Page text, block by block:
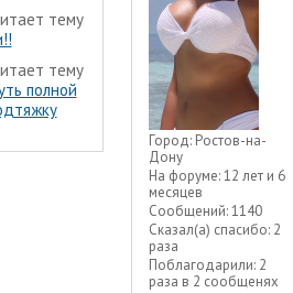
тему
тему
полной
Город: Ростов-на-
Дону
На форуме:12 лет и 6
месяцев
Сообщений:1140
Сказал(а) спасибо: 2
раза
Поблагодарили: 2
раза в 2 сообщенях